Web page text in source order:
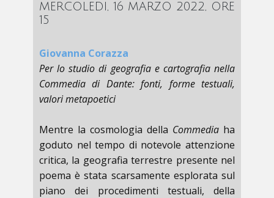
MERCOLEDI, 16 MARZO 2022, ORE
15
Giovanna Corazza
Per lo studio di geografia e cartografia nella
Commedia di Dante: fonti, forme testuali,
valori metapoetici
Mentre la cosmologia della Commedia ha
goduto nel tempo di notevole attenzione
critica, la geografia terrestre presente nel
poema è stata scarsamente esplorata sul
piano dei procedimenti testuali, della